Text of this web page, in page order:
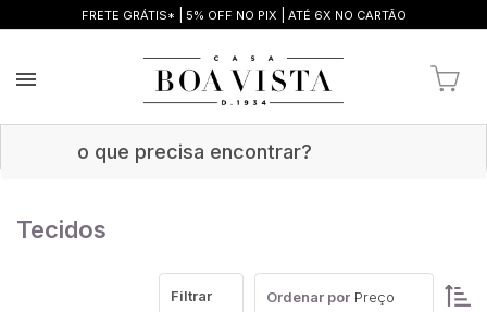
FRETE GRÁTIS* 5% OFF NO PIX ATÉ 6X NO CARTÃO
Tecidos
Filtrar Ordenar por Preço